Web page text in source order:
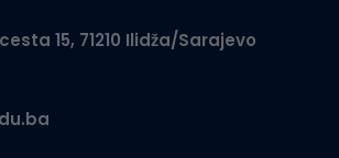
15, 71210 Ilidža/Sarajevo